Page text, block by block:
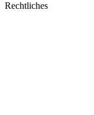
Rechtliches